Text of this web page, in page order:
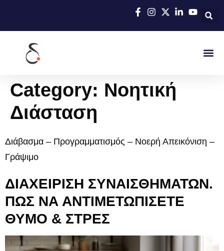
Category: Νοητική
Διάσταση
Διάβασμα – Προγραμματισμός – Νοερή Απεικόνιση –
Γράψιμο
ΔΙΑΧΕΙΡΙΣΗ ΣΥΝΑΙΣΘΗΜΑΤΩΝ.
ΠΩΣ ΝΑ ΑΝΤΙΜΕΤΩΠΙΣΕΤΕ
ΘΥΜΟ & ΣΤΡΕΣ